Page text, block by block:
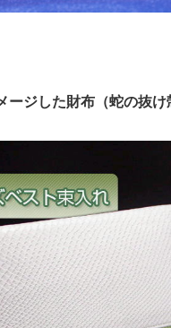
ージした財布（蛇の抜け